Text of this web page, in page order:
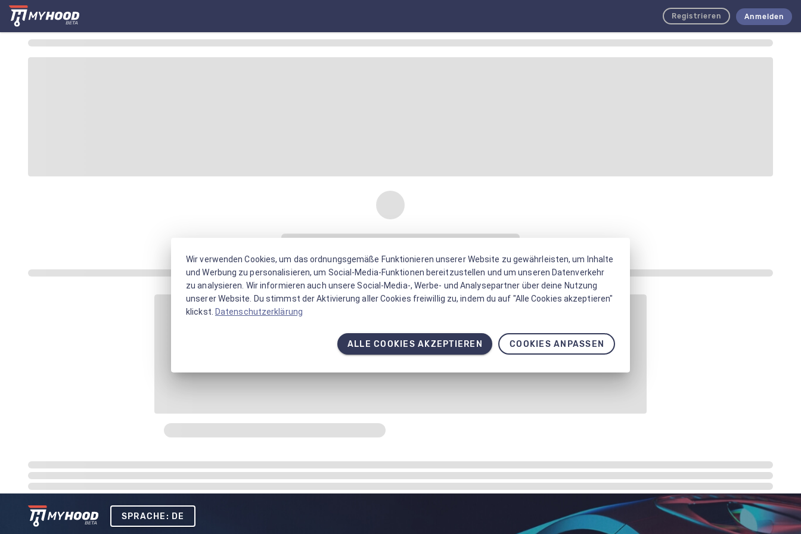
Registrieren Anmelden
SPRACHE: DE
Wir verwenden Cookies, um das ordnungsgemäße Funktionieren unserer Website zu gewährleisten, um Inhalte
und Werbung zu personalisieren, um Social-Media-Funktionen bereitzustellen und um unseren Datenverkehr
zu analysieren. Wir informieren auch unsere Social-Media-, Werbe- und Analysepartner über deine Nutzung
unserer Website. Du stimmst der Aktivierung aller Cookies freiwillig zu, indem du auf "Alle Cookies akzeptieren"
klickst. Datenschutzerklärung
ALLE COOKIES AKZEPTIEREN COOKIES ANPASSEN